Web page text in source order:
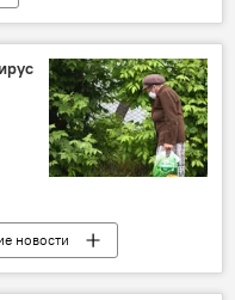
новости
новости